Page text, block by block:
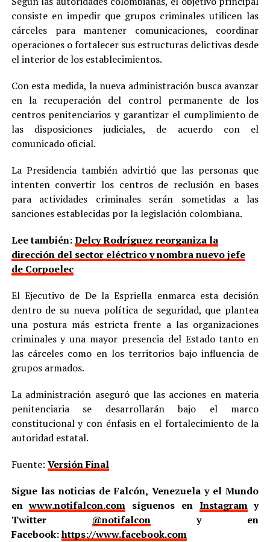
consiste en impedir que grupos criminales utilicen las
cárceles para mantener comunicaciones, coordinar
operaciones o fortalecer sus estructuras delictivas desde
el interior de los establecimientos.
Con esta medida, la nueva administración busca avanzar
en la recuperación del control permanente de los
centros penitenciarios y garantizar el cumplimiento de
las disposiciones judiciales, de acuerdo con el
comunicado oficial.
La Presidencia también advirtió que las personas que
intenten convertir los centros de reclusión en bases
para actividades criminales serán sometidas a las
sanciones establecidas por la legislación colombiana.
Lee también:Delcy Rodríguez reorganiza la
dirección del sector eléctrico y nombra nuevo jefe
de Corpoelec
El Ejecutivo de De la Espriella enmarca esta decisión
dentro de su nueva política de seguridad, que plantea
una postura más estricta frente a las organizaciones
criminales y una mayor presencia del Estado tanto en
las cárceles como en los territorios bajo influencia de
grupos armados.
La administración aseguró que las acciones en materia
penitenciaria se desarrollarán bajo el marco
constitucional y con énfasis en el fortalecimiento de la
autoridad estatal.
Fuente: Versión Final
Sigue las noticias de Falcón, Venezuela y el Mundo
enwww.notifalcon.com síguenos en Instagramy
Twitter @notifalcony en
Facebook:https://www.facebook.com